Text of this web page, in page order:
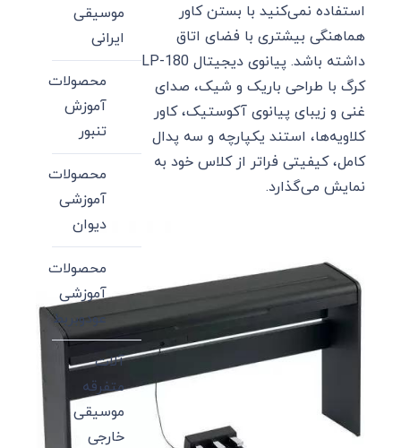
استفاده نمی‌کنید با بستن کاور
هماهنگی بیشتری با فضای اتاق
داشته باشد. پیانوی دیجیتال LP-180
کرگ با طراحی باریک و شیک، صدای
غنی و زیبای پیانوی آکوستیک، کاور
کلاویه‌ها، استند یکپارچه و سه پدال
کامل، کیفیتی فراتر از کلاس خود به
نمایش می‌گذارد.
موسیقی
ایرانی
محصولات
آموزش
تنبور
محصولات
آموزشی
دیوان
محصولات
آموزشی
عودوبربط
آلات
متفرقه
موسیقی
خارجی